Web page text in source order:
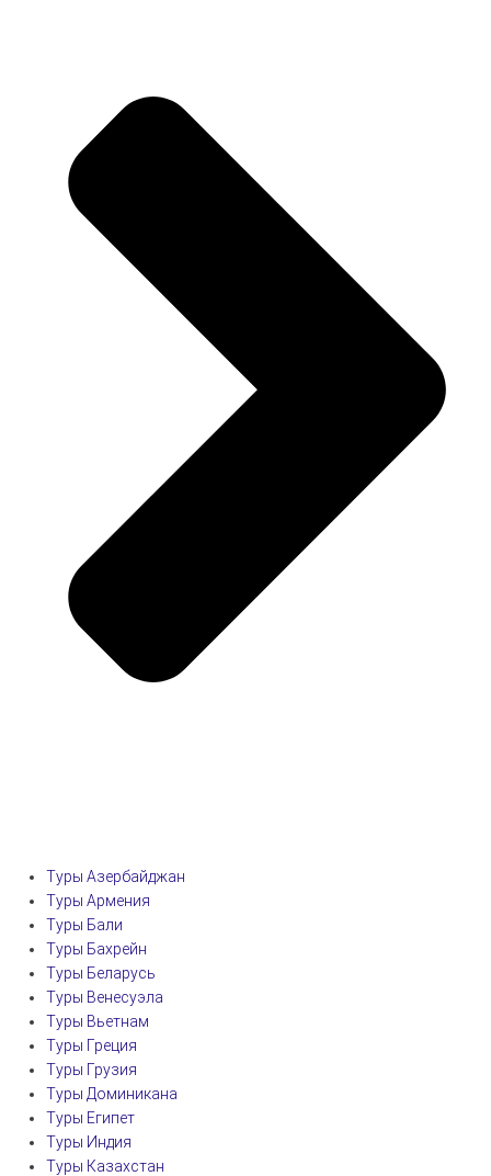
Туры Азербайджан
Туры Армения
Туры Бали
Туры Бахрейн
Туры Беларусь
Туры Венесуэла
Туры Вьетнам
Туры Греция
Туры Грузия
Туры Доминикана
Туры Египет
Туры Индия
Туры Казахстан